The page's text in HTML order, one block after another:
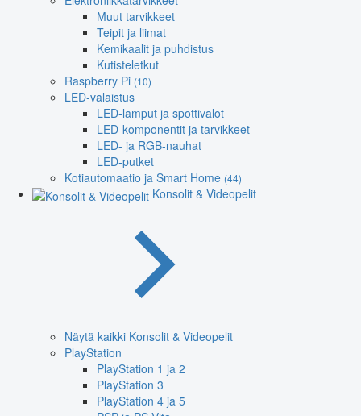
Muut tarvikkeet
Teipit ja liimat
Kemikaalit ja puhdistus
Kutisteletkut
Raspberry Pi (10)
LED-valaistus
LED-lamput ja spottivalot
LED-komponentit ja tarvikkeet
LED- ja RGB-nauhat
LED-putket
Kotiautomaatio ja Smart Home (44)
Konsolit & Videopelit
Näytä kaikki Konsolit & Videopelit
PlayStation
PlayStation 1 ja 2
PlayStation 3
PlayStation 4 ja 5